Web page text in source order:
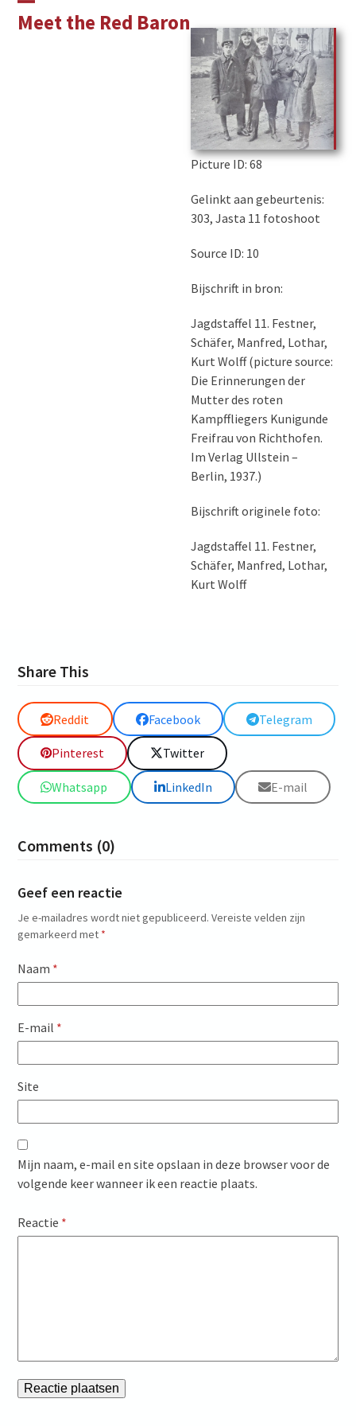
Meet the Red Baron
Open
Close
Picture ID: 68
Gelinkt aan gebeurtenis:
303, Jasta 11 fotoshoot
Source ID: 10
Bijschrift in bron:
Jagdstaffel 11. Festner,
Schäfer, Manfred, Lothar,
Kurt Wolff (picture source:
Die Erinnerungen der
Mutter des roten
Kampffliegers Kunigunde
Freifrau von Richthofen.
Im Verlag Ullstein –
Berlin, 1937.)
Bijschrift originele foto:
Jagdstaffel 11. Festner,
Schäfer, Manfred, Lothar,
Kurt Wolff
Share This
Reddit Facebook Telegram
Pinterest Twitter
Whatsapp LinkedIn E-mail
Comments (0)
Geef een reactie
Je e-mailadres wordt niet gepubliceerd. Vereiste velden zijn
gemarkeerd met *
Naam *
E-mail *
Site
Mijn naam, e-mail en site opslaan in deze browser voor de
volgende keer wanneer ik een reactie plaats.
Reactie *